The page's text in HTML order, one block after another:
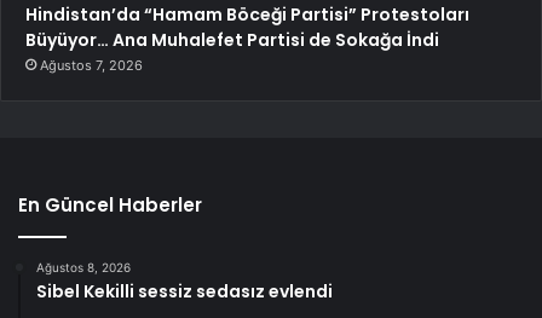
Hindistan’da “Hamam Böceği Partisi” Protestoları
Büyüyor… Ana Muhalefet Partisi de Sokağa İndi
Ağustos 7, 2026
En Güncel Haberler
Ağustos 8, 2026
Sibel Kekilli sessiz sedasız evlendi